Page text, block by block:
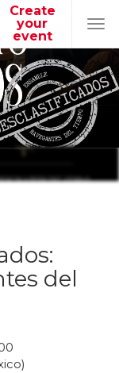
Create
your
event
del